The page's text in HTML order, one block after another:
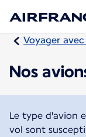
Voyager
Nos
Le type d'avion
vol sont